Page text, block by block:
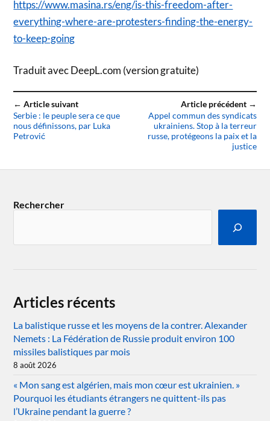
https://www.masina.rs/eng/is-this-freedom-after-
everything-where-are-protesters-finding-the-energy-
to-keep-going
Traduit avec DeepL.com (version gratuite)
← Article suivant
Serbie : le peuple sera ce que
nous définissons, par Luka
Petrović
Article précédent →
Appel commun des syndicats
ukrainiens. Stop à la terreur
russe, protégeons la paix et la
justice
Rechercher
Articles récents
La balistique russe et les moyens de la contrer. Alexander
Nemets : La Fédération de Russie produit environ 100
missiles balistiques par mois
8 août 2026
« Mon sang est algérien, mais mon cœur est ukrainien. »
Pourquoi les étudiants étrangers ne quittent-ils pas
l’Ukraine pendant la guerre ?